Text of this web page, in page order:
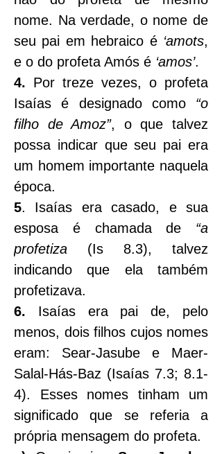
nome. Na verdade, o nome de
seu pai em hebraico é ‘amots,
e o do profeta Amós é ‘amos’.
4. Por treze vezes, o profeta
Isaías é designado como “o
filho de Amoz”, o que talvez
possa indicar que seu pai era
um homem importante naquela
época.
5. Isaías era casado, e sua
esposa é chamada de “a
profetiza (Is 8.3), talvez
indicando que ela também
profetizava.
6. Isaías era pai de, pelo
menos, dois filhos cujos nomes
eram: Sear-Jasube e Maer-
Salal-Hás-Baz (Isaías 7.3; 8.1-
4). Esses nomes tinham um
significado que se referia a
própria mensagem do profeta.